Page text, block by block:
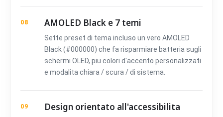
08 AMOLED Black e 7 temi
Sette preset di tema incluso un vero AMOLED
Black (#000000) che fa risparmiare batteria sugli
schermi OLED, piu colori d'accento personalizzati
e modalita chiara / scura / di sistema.
09 Design orientato all'accessibilita